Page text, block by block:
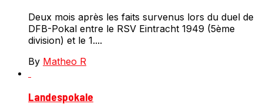
Deux mois après les faits survenus lors du duel de
DFB-Pokal entre le RSV Eintracht 1949 (5ème
division) et le 1....
By Matheo R
Landespokale